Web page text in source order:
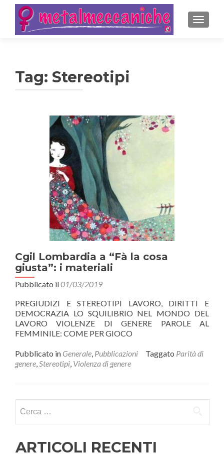
Tag: Stereotipi
Cgil Lombardia a “Fà la cosa
giusta”: i materiali
Pubblicato il01/03/2019
PREGIUDIZI E STEREOTIPI LAVORO, DIRITTI E
DEMOCRAZIA LO SQUILIBRIO NEL MONDO DEL
LAVORO VIOLENZE DI GENERE PAROLE AL
FEMMINILE: COME PER GIOCO
Pubblicato in Generale, Pubblicazioni Taggato Parità di
genere,Stereotipi, Violenza di genere
per:
ARTICOLI RECENTI